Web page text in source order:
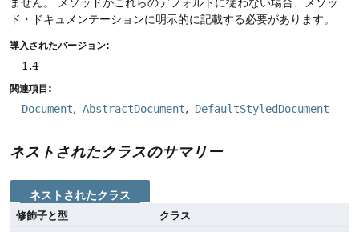
ド・ドキュメンテーションに明示的に記載する必要があります。
導入されたバージョン:
1.4
関連項目:
Document AbstractDocument DefaultStyledDocument
ネストされたクラスのサマリー
ネストされたクラス
修飾子と型
クラス